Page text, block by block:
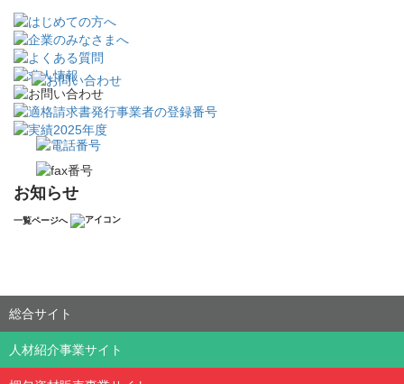
お知らせ
一覧ページへ
総合サイト
人材紹介事業サイト